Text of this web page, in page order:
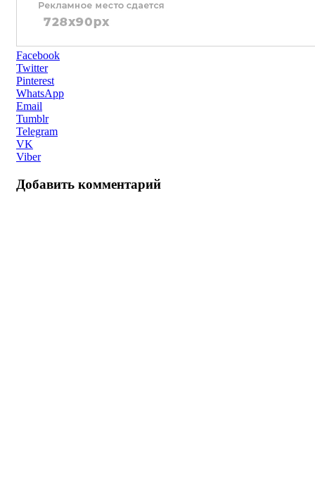
Facebook
Twitter
Pinterest
WhatsApp
Email
Tumblr
Telegram
VK
Viber
Добавить комментарий